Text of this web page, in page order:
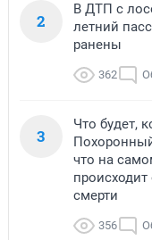
2
В ДТП с
летний
ранены
362
3
Что будет,
что на
смерти
356